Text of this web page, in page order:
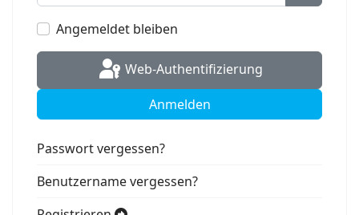
Angemeldet bleiben
Web-Authentifizierung
Anmelden
Passwort vergessen?
Benutzername vergessen?